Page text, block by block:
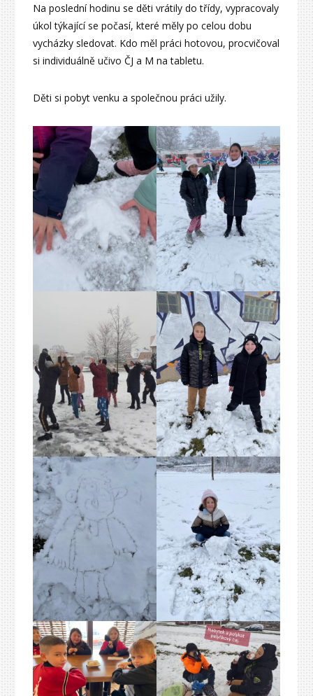
Na poslední hodinu se děti vrátily do třídy, vypracovaly
úkol týkající se počasí, které měly po celou dobu
vycházky sledovat. Kdo měl práci hotovou, procvičoval
si individuálně učivo ČJ a M na tabletu.
Děti si pobyt venku a společnou práci užily.